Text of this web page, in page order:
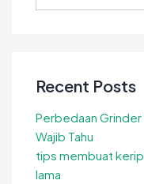
Recent Posts
Perbedaan Grinder
Wajib Tahu
tips membuat
lama